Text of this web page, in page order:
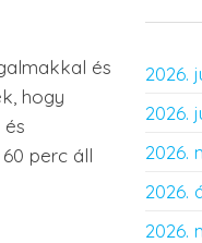
és
hogy
perc áll
2026.
2026.
2026.
2026.
2026.